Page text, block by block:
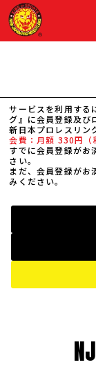
サービスを利用する
グ』に会員登録及び
新日本プロレスリン
会費：月額 330円（
すでに会員登録がお
さい。
まだ、会員登録がお
みください。